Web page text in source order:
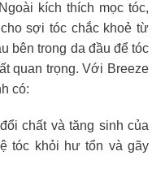
kích thích mọc tóc,
sợi tóc chắc khoẻ từ
bên trong da đầu để tóc
quan trọng. Với Breeze
có:
chất và tăng sinh của
tóc khỏi hư tổn và gãy